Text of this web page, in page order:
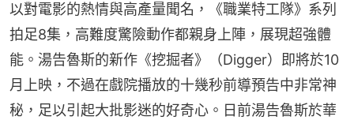
以對電影的熱情與高產量聞名，《職業特工隊》系列
拍足8集，高難度驚險動作都親身上陣，展現超強體
能。湯告魯斯的新作《挖掘者》（Digger）即將於10
月上映，不過在戲院播放的十幾秒前導預告中非常神
秘，足以引起大批影迷的好奇心。日前湯告魯斯於華